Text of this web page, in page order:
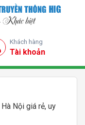
Khách hàng
Tài khoản
Nội giá rẻ, uy